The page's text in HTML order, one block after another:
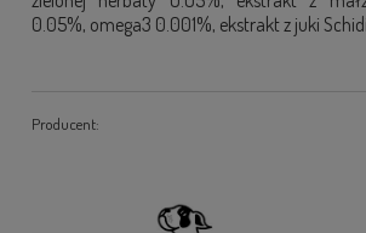
0.05%, omega3 0.001%, ekstrakt z juki
Producent: